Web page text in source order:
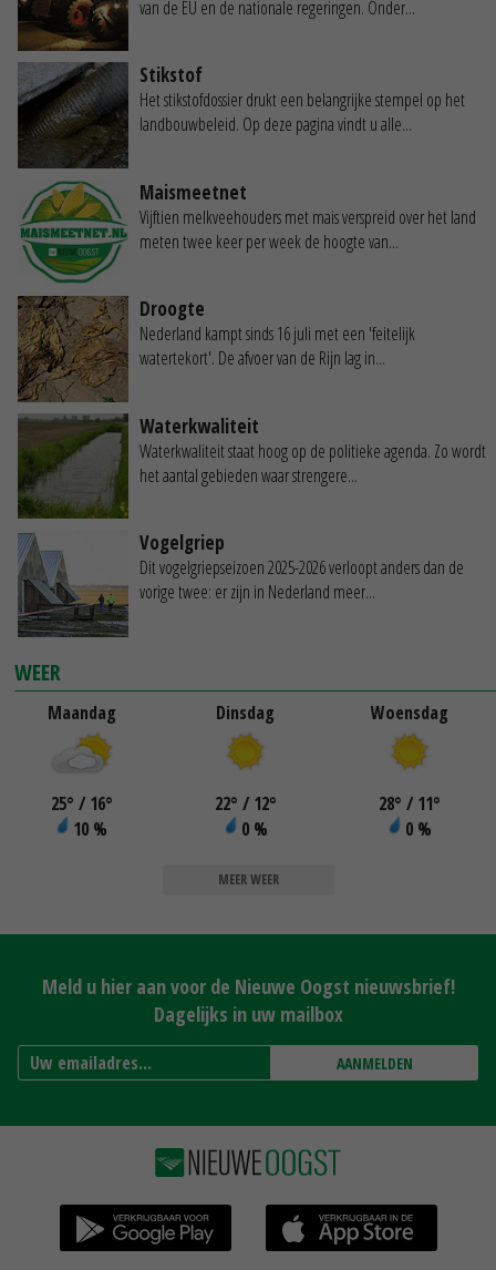
van de EU en de nationale regeringen. Onder...
Stikstof
Het stikstofdossier drukt een belangrijke stempel op het
landbouwbeleid. Op deze pagina vindt u alle...
Maismeetnet
Vijftien melkveehouders met mais verspreid over het land
meten twee keer per week de hoogte van...
Droogte
Nederland kampt sinds 16 juli met een 'feitelijk
watertekort'. De afvoer van de Rijn lag in...
Waterkwaliteit
Waterkwaliteit staat hoog op de politieke agenda. Zo wordt
het aantal gebieden waar strengere...
Vogelgriep
Dit vogelgriepseizoen 2025-2026 verloopt anders dan de
vorige twee: er zijn in Nederland meer...
WEER
Maandag
25° / 16°
10 %
Dinsdag
22° / 12°
0 %
Woensdag
28° / 11°
0 %
MEER WEER
Meld u hier aan voor de Nieuwe Oogst nieuwsbrief!
Dagelijks in uw mailbox
AANMELDEN